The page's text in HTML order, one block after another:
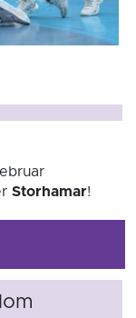
Storhamar!